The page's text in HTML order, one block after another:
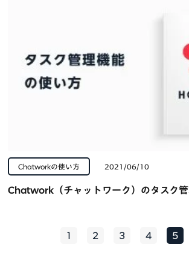
Chatworkの使い方 2021/06/10
Chatwork（チャットワーク）のタスク
1 2 3 4 5